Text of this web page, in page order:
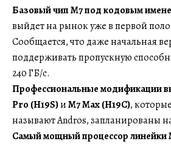
Базовый чип M7 под кодовым
выйдет на рынок уже в первой
Сообщается, что даже начальная
поддерживать пропускную
240 ГБ/с.
Профессиональные модификации
Pro (H19S)иM7 Max (H19C),
называют Andros, запланированы
Самый мощный процессор линейки